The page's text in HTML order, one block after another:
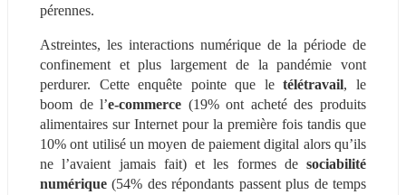
pérennes.
Astreintes, les interactions numérique de la période de
confinement et plus largement de la pandémie vont
perdurer. Cette enquête pointe que le télétravail, le
boom de l’e-commerce (19% ont acheté des produits
alimentaires sur Internet pour la première fois tandis que
10% ont utilisé un moyen de paiement digital alors qu’ils
ne l’avaient jamais fait) et les formes de sociabilité
numérique (54% des répondants passent plus de temps